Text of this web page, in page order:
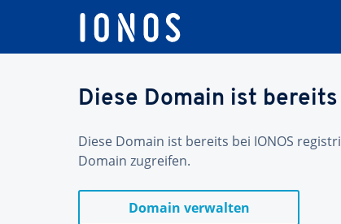
Diese Domain ist
Diese Domain ist bereits bei IONOS
Domain zugreifen.
Domain verwalten